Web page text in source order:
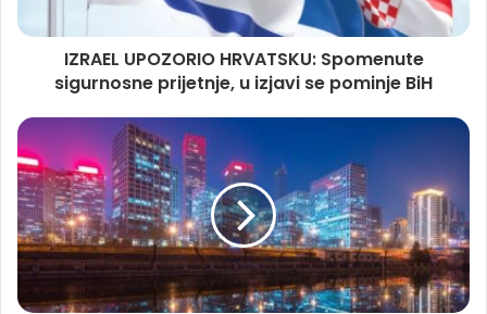
IZRAEL UPOZORIO HRVATSKU: Spomenute
sigurnosne prijetnje, u izjavi se pominje BiH